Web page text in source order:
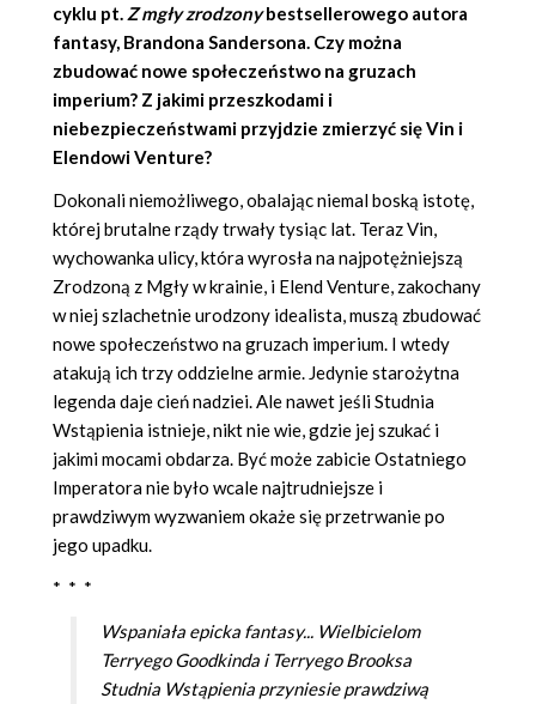
cyklu pt. Z mgły zrodzonybestsellerowego autora
fantasy, Brandona Sandersona. Czy można
zbudować nowe społeczeństwo na gruzach
imperium? Z jakimi przeszkodami i
niebezpieczeństwami przyjdzie zmierzyć się Vin i
Elendowi Venture?
Dokonali niemożliwego, obalając niemal boską istotę,
której brutalne rządy trwały tysiąc lat. Teraz Vin,
wychowanka ulicy, która wyrosła na najpotężniejszą
Zrodzoną z Mgły w krainie, i Elend Venture, zakochany
w niej szlachetnie urodzony idealista, muszą zbudować
nowe społeczeństwo na gruzach imperium. I wtedy
atakują ich trzy oddzielne armie. Jedynie starożytna
legenda daje cień nadziei. Ale nawet jeśli Studnia
Wstąpienia istnieje, nikt nie wie, gdzie jej szukać i
jakimi mocami obdarza. Być może zabicie Ostatniego
Imperatora nie było wcale najtrudniejsze i
prawdziwym wyzwaniem okaże się przetrwanie po
jego upadku.
* * *
Wspaniała epicka fantasy... Wielbicielom
Terryego Goodkinda i Terryego Brooksa
Studnia Wstąpienia przyniesie prawdziwą